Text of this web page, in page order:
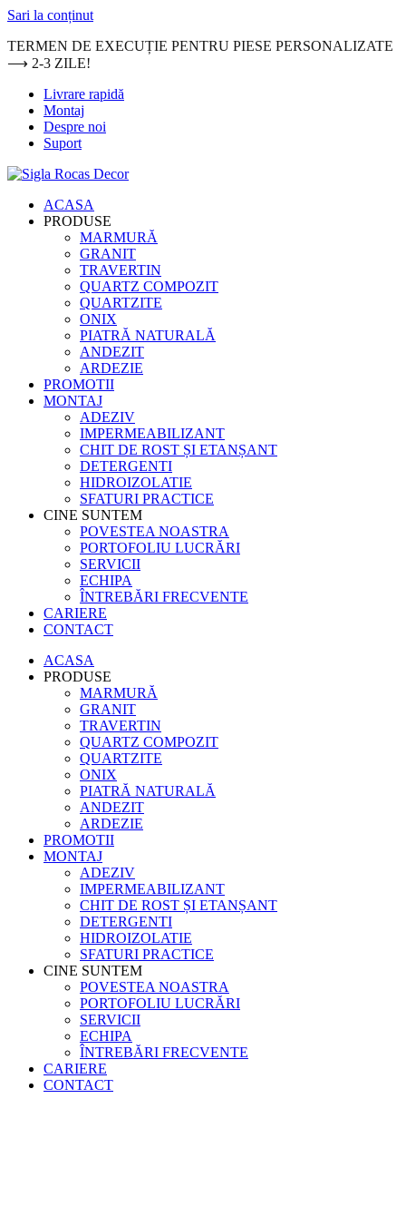
Sari la conținut
TERMEN DE EXECUȚIE PENTRU PIESE PERSONALIZATE
⟶ 2-3 ZILE!
Livrare rapidă
Montaj
Despre noi
Suport
ACASA
PRODUSE
MARMURĂ
GRANIT
TRAVERTIN
QUARTZ COMPOZIT
QUARTZITE
ONIX
PIATRĂ NATURALĂ
ANDEZIT
ARDEZIE
PROMOTII
MONTAJ
ADEZIV
IMPERMEABILIZANT
CHIT DE ROST ȘI ETANȘANT
DETERGENTI
HIDROIZOLATIE
SFATURI PRACTICE
CINE SUNTEM
POVESTEA NOASTRA
PORTOFOLIU LUCRĂRI
SERVICII
ECHIPA
ÎNTREBĂRI FRECVENTE
CARIERE
CONTACT
ACASA
PRODUSE
MARMURĂ
GRANIT
TRAVERTIN
QUARTZ COMPOZIT
QUARTZITE
ONIX
PIATRĂ NATURALĂ
ANDEZIT
ARDEZIE
PROMOTII
MONTAJ
ADEZIV
IMPERMEABILIZANT
CHIT DE ROST ȘI ETANȘANT
DETERGENTI
HIDROIZOLATIE
SFATURI PRACTICE
CINE SUNTEM
POVESTEA NOASTRA
PORTOFOLIU LUCRĂRI
SERVICII
ECHIPA
ÎNTREBĂRI FRECVENTE
CARIERE
CONTACT